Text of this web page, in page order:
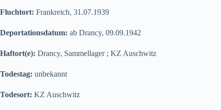
Fluchtort: Frankreich, 31.07.1939
Deportationsdatum: ab Drancy, 09.09.1942
Haftort(e): Drancy, Sammellager ; KZ Auschwitz
Todestag: unbekannt
Todesort: KZ Auschwitz